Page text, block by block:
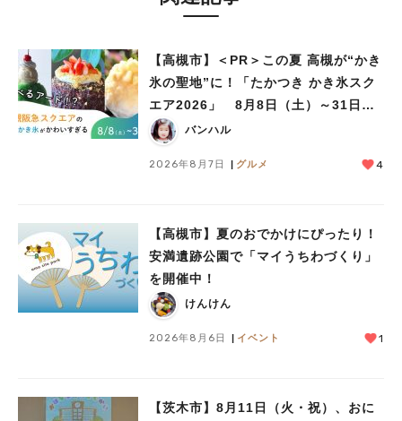
【高槻市】＜PR＞この夏 高槻が“かき
氷の聖地”に！「たかつき かき氷スク
エア2026」 8月8日（土）～31日
（月）バンハル
2026年8月7日 グルメ 4
【高槻市】夏のおでかけにぴったり！
安満遺跡公園で「マイうちわづくり」
を開催中！
けんけん
2026年8月6日 イベント 1
【茨木市】8月11日（火・祝）、おに